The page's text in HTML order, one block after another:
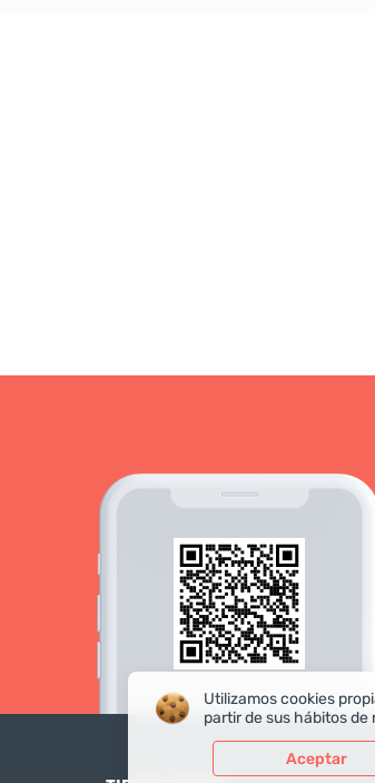
Utilizamos cookies
partir de sus hábitos
Aceptar